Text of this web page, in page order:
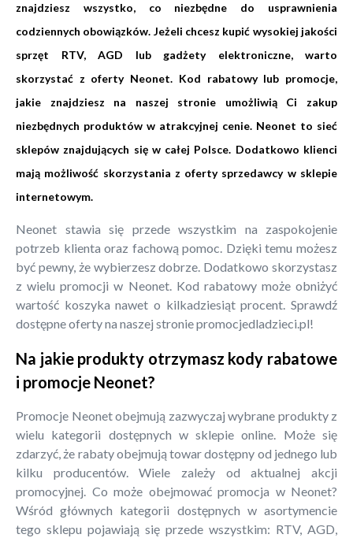
znajdziesz wszystko, co niezbędne do usprawnienia
codziennych obowiązków. Jeżeli chcesz kupić wysokiej jakości
sprzęt RTV, AGD lub gadżety elektroniczne, warto
skorzystać z oferty Neonet. Kod rabatowy lub promocje,
jakie znajdziesz na naszej stronie umożliwią Ci zakup
niezbędnych produktów w atrakcyjnej cenie. Neonet to sieć
sklepów znajdujących się w całej Polsce. Dodatkowo klienci
mają możliwość skorzystania z oferty sprzedawcy w sklepie
internetowym.
Neonet stawia się przede wszystkim na zaspokojenie
potrzeb klienta oraz fachową pomoc. Dzięki temu możesz
być pewny, że wybierzesz dobrze. Dodatkowo skorzystasz
z wielu promocji w Neonet. Kod rabatowy może obniżyć
wartość koszyka nawet o kilkadziesiąt procent. Sprawdź
dostępne oferty na naszej stronie promocjedladzieci.pl!
Na jakie produkty otrzymasz kody rabatowe
i promocje Neonet?
Promocje Neonet obejmują zazwyczaj wybrane produkty z
wielu kategorii dostępnych w sklepie online. Może się
zdarzyć, że rabaty obejmują towar dostępny od jednego lub
kilku producentów. Wiele zależy od aktualnej akcji
promocyjnej. Co może obejmować promocja w Neonet?
Wśród głównych kategorii dostępnych w asortymencie
tego sklepu pojawiają się przede wszystkim: RTV, AGD,